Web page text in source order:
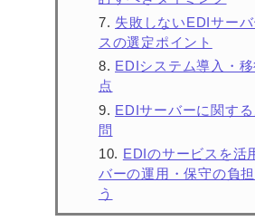
失敗しないEDIサー
スの選定ポイント
EDIシステム導入・
点
EDIサーバーに関す
問
EDIのサービスを活
バーの運用・保守の負
う